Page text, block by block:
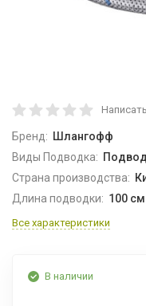
Бренд: Шлангофф
Виды Подводка:
Страна производства:
Длина подводки: 100 см
Все характеристики
В наличии